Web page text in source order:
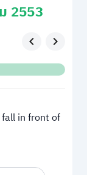
2553
in front of